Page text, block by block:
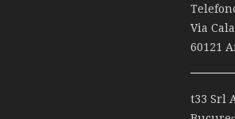
Via
60121
t33 Srl